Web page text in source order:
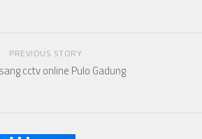
PREVIOUS STORY
cctv online Pulo Gadung